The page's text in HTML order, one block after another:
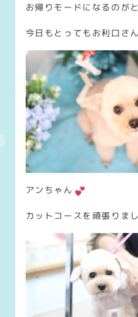
お帰りモードになるのが
今日もとってもお利口さ
アンちゃん
カットコースを頑張りま